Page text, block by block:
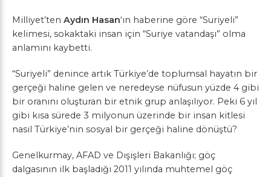
Milliyet’ten Aydın Hasan‘ın haberine göre “Suriyeli”
kelimesi, sokaktaki insan için “Suriye vatandaşı” olma
anlamını kaybetti.
“Suriyeli” denince artık Türkiye’de toplumsal hayatın bir
gerçeği haline gelen ve neredeyse nüfusun yüzde 4 gibi
bir oranını oluşturan bir etnik grup anlaşılıyor. Peki 6 yıl
gibi kısa sürede 3 milyonun üzerinde bir insan kitlesi
nasıl Türkiye’nin sosyal bir gerçeği haline dönüştü?
Genelkurmay, AFAD ve Dışişleri Bakanlığı; göç
dalgasının ilk başladığı 2011 yılında muhtemel göç